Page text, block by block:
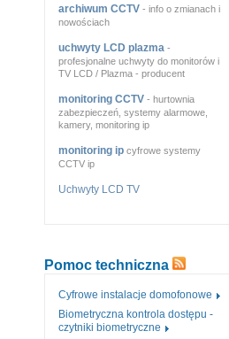
archiwum CCTV - info o zmianach i
nowościach
uchwyty LCD plazma -
profesjonalne uchwyty do monitorów i
TV LCD / Plazma - producent
monitoring CCTV - hurtownia
zabezpieczeń, systemy alarmowe,
kamery, monitoring ip
monitoring ip cyfrowe systemy
CCTV ip
Uchwyty LCD TV
Pomoc techniczna
Cyfrowe instalacje domofonowe
Biometryczna kontrola dostępu -
czytniki biometryczne